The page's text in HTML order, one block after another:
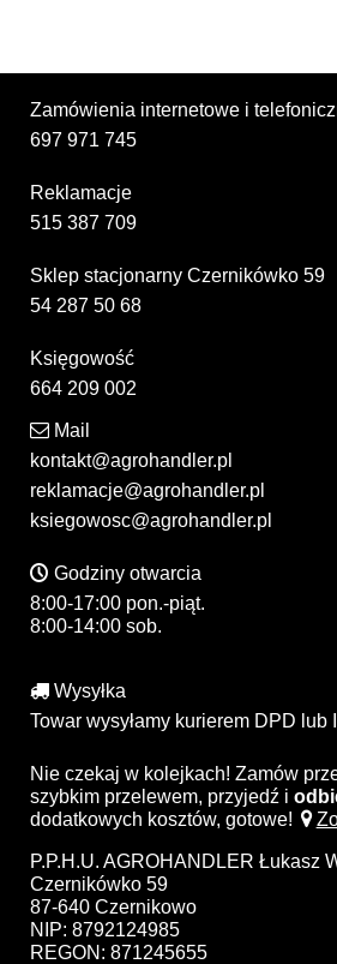
Zamówienia internetowe i
697 971 745
Reklamacje
515 387 709
Sklep stacjonarny Czernikówko 59
54 287 50 68
Księgowość
664 209 002
Mail
kontakt@agrohandler.pl
reklamacje@agrohandler.pl
ksiegowosc@agrohandler.pl
Godziny otwarcia
8:00-17:00 pon.-piąt.
8:00-14:00 sob.
Wysyłka
Towar wysyłamy kurierem DPD lub
Nie czekaj w kolejkach! Zamów
szybkim przelewem, przyjedź i
dodatkowych kosztów, gotowe!
P.P.H.U. AGROHANDLER Łukasz
Czernikówko 59
87-640 Czernikowo
NIP: 8792124985
REGON: 871245655